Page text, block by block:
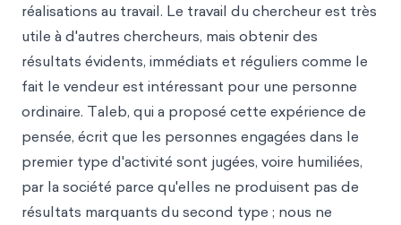
réalisations au travail. Le travail du chercheur est très
utile à d'autres chercheurs, mais obtenir des
résultats évidents, immédiats et réguliers comme le
fait le vendeur est intéressant pour une personne
ordinaire. Taleb, qui a proposé cette expérience de
pensée, écrit que les personnes engagées dans le
premier type d'activité sont jugées, voire humiliées,
par la société parce qu'elles ne produisent pas de
résultats marquants du second type ; nous ne